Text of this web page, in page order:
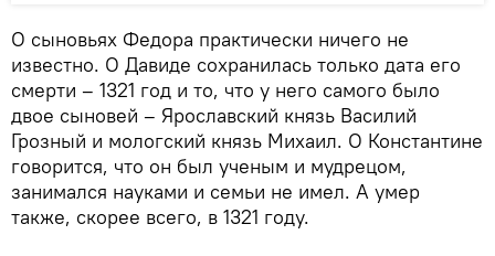
О сыновьях Федора практически ничего не
известно. О Давиде сохранилась только дата его
смерти – 1321 год и то, что у него самого было
двое сыновей – Ярославский князь Василий
Грозный и мологский князь Михаил. О Константине
говорится, что он был ученым и мудрецом,
занимался науками и семьи не имел. А умер
также, скорее всего, в 1321 году.